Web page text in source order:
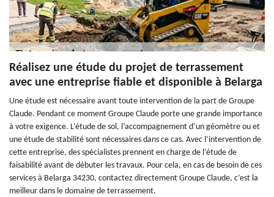
Réalisez une étude du projet de terrassement
avec une entreprise fiable et disponible à Belarga
Une étude est nécessaire avant toute intervention de la part de Groupe
Claude. Pendant ce moment Groupe Claude porte une grande importance
à votre exigence. L’étude de sol, l’accompagnement d’un géomètre ou et
une étude de stabilité sont nécessaires dans ce cas. Avec l’intervention de
cette entreprise, des spécialistes prennent en charge de l’étude de
faisabilité avant de débuter les travaux. Pour cela, en cas de besoin de ces
services à Belarga 34230, contactez directement Groupe Claude, c’est la
meilleur dans le domaine de terrassement.